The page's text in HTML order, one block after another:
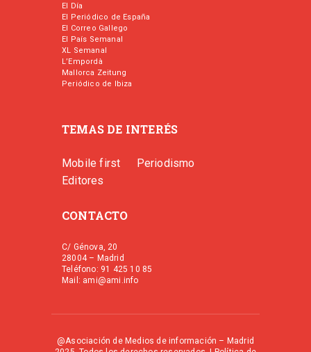
El Día
El Periódico de España
El Correo Gallego
El País Semanal
XL Semanal
L’Empordà
Mallorca Zeitung
Periódico de Ibiza
TEMAS DE INTERÉS
Mobile first
Periodismo
Editores
CONTACTO
C/ Génova, 20
28004 – Madrid
Teléfono: 91 425 10 85
Mail: ami@ami.info
@Asociación de Medios de información – Madrid